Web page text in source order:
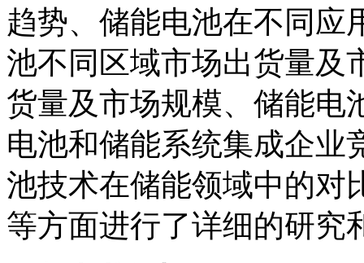
趋势、储能电池在不同应
池不同区域市场出货量及
货量及市场规模、储能电
电池和储能系统集成企业
池技术在储能领域中的对
等方面进行了详细的研究